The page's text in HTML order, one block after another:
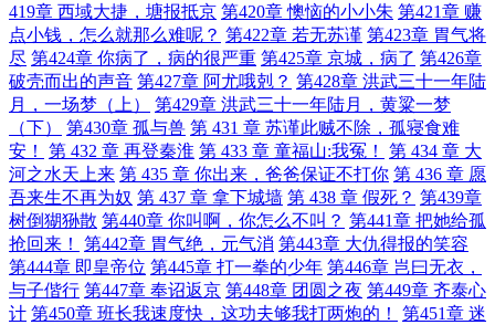
419章 西域大捷，塘报抵京 第420章 懊恼的小小朱 第421章 赚
点小钱，怎么就那么难呢？ 第422章 若无苏谨 第423章 胃气将
尽 第424章 你病了，病的很严重 第425章 京城，病了 第426章
破壳而出的声音 第427章 阿尤哦剋？ 第428章 洪武三十一年陆
月，一场梦（上）
第429章 洪武三十一年陆月，黄粱一梦
（下）
第430章 孤与兽 第 431 章 苏谨此贼不除，孤寝食难
安！
第 432 章 再登秦淮 第 433 章 童福山:我冤！
第 434 章 大
河之水天上来 第 435 章 你出来，爸爸保证不打你 第 436 章 愿
吾来生不再为奴 第 437 章 拿下城墙 第 438 章 假死？ 第439章
树倒猢狲散 第440章 你叫啊，你怎么不叫？ 第441章 把她给孤
抢回来！
第442章 胃气绝，元气消 第443章 大仇得报的笑容
第444章 即皇帝位 第445章 打一拳的少年 第446章 岂曰无衣，
与子偕行 第447章 奉诏返京 第448章 团圆之夜 第449章 齐泰心
计 第450章 班长我速度快，这功夫够我打两炮的！
第451章 迷